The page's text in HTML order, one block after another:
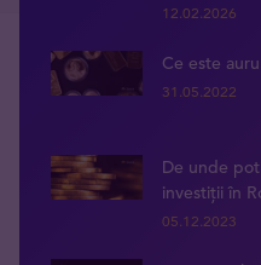
12.02.2026
Ce este
31.05.2022
De unde
investiții în
05.12.2023